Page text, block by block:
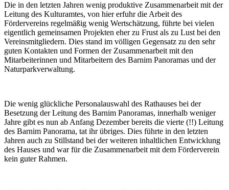
Die in den letzten Jahren wenig produktive Zusammenarbeit mit der
Leitung des Kulturamtes, von hier erfuhr die Arbeit des
Fördervereins regelmäßig wenig Wertschätzung, führte bei vielen
eigentlich gemeinsamen Projekten eher zu Frust als zu Lust bei den
Vereinsmitgliedern. Dies stand im völligen Gegensatz zu den sehr
guten Kontakten und Formen der Zusammenarbeit mit den
Mitarbeiterinnen und Mitarbeitern des Barnim Panoramas und der
Naturparkverwaltung.
Die wenig glückliche Personalauswahl des Rathauses bei der
Besetzung der Leitung des Barnim Panoramas, innerhalb weniger
Jahre gibt es nun ab Anfang Dezember bereits die vierte (!!) Leitung
des Barnim Panorama, tat ihr übriges. Dies führte in den letzten
Jahren auch zu Stillstand bei der weiteren inhaltlichen Entwicklung
des Hauses und war für die Zusammenarbeit mit dem Förderverein
kein guter Rahmen.